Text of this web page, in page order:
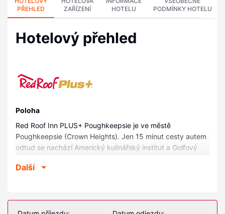
PŘEHLED
ZAŘÍZENÍ
HOTELU
PODMÍNKY HOTELU
Hotelový přehled
Poloha
Red Roof Inn PLUS+ Poughkeepsie je ve městě
Poughkeepsie (Crown Heights). Jen 15 minut cesty autem
odtud se nachází Americký kulinářský institut a Golfový
Hudson a 2,4 km od Bananas Comedy Club.
V jednom z 61 klimatizovaných pokojů, k jejichž vybavení
patří lednička a LED televize, se budete cítit jako doma.
Další